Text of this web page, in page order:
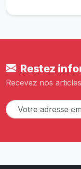
Restez
Recevez nos